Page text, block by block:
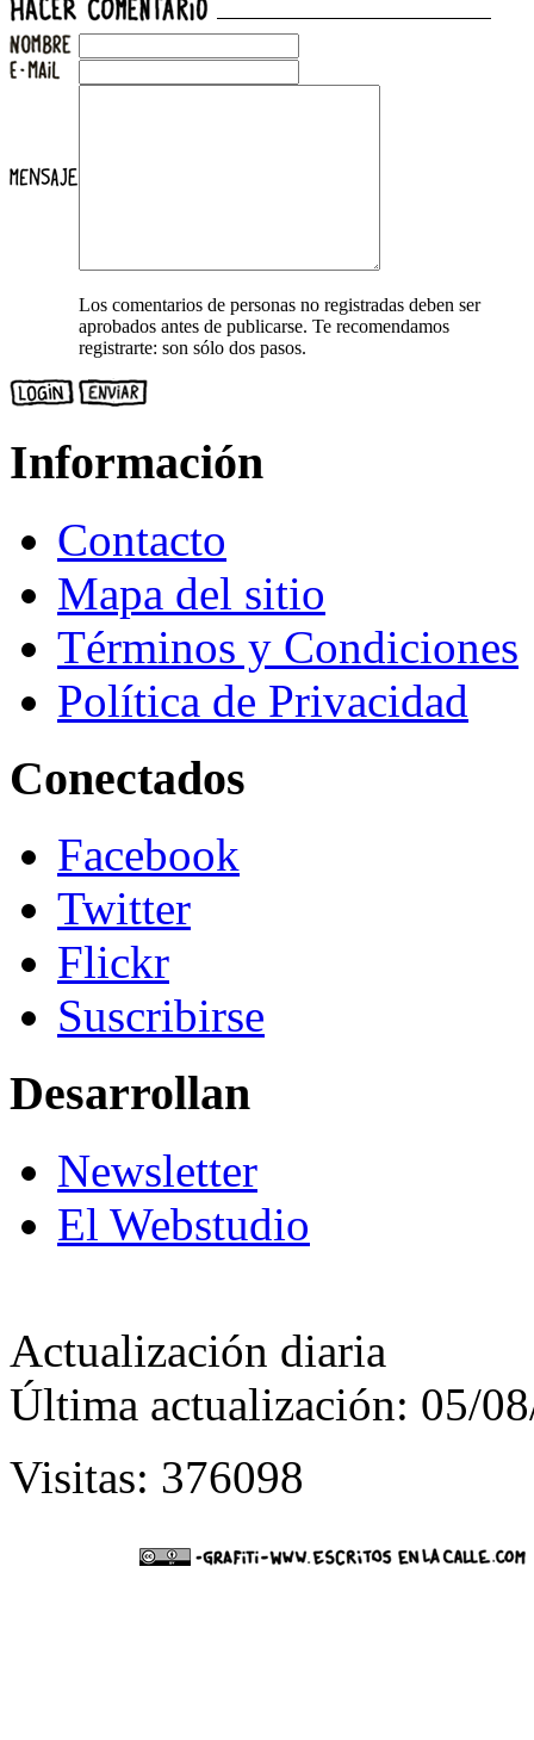
Los comentarios de personas no registradas deben ser
aprobados antes de publicarse. Te recomendamos
registrarte: son sólo dos pasos.
Información
Contacto
Mapa del sitio
Términos y Condiciones
Política de Privacidad
Conectados
Facebook
Twitter
Flickr
Suscribirse
Desarrollan
Newsletter
El Webstudio
Actualización diaria
Última actualización: 05/
Visitas: 376098